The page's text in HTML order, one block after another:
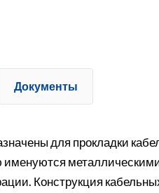
Документы
для прокладки
Конструкция